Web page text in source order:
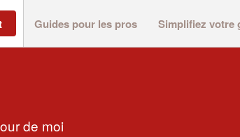
Guides pour les pros Simplifiez votre
de moi